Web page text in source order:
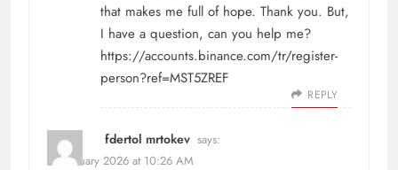
that makes me full of hope. Thank you. But,
I have a question, can you help me?
https://accounts.binance.com/tr/register-
person?ref=MST5ZREF
REPLY
fdertol mrtokev says:
9 February 2026 at 10:26 AM